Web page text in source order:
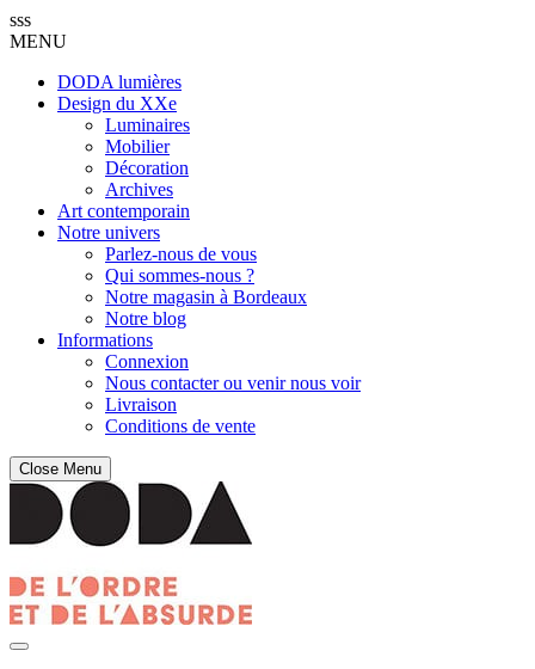
sss
MENU
DODA lumières
Design du XXe
Luminaires
Mobilier
Décoration
Archives
Art contemporain
Notre univers
Parlez-nous de vous
Qui sommes-nous ?
Notre magasin à Bordeaux
Notre blog
Informations
Connexion
Nous contacter ou venir nous voir
Livraison
Conditions de vente
Close Menu